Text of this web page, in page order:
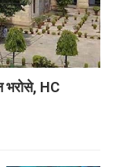
भरोसे, HC